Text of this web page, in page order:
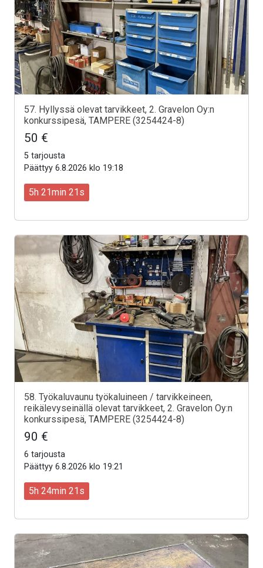
57. Hyllyssä olevat tarvikkeet, 2. Gravelon Oy:n
konkurssipesä, TAMPERE (3254424-8)
50 €
5 tarjousta
Päättyy 6.8.2026 klo 19:18
5h 21min 19s
58. Työkaluvaunu työkaluineen / tarvikkeineen,
reikälevyseinällä olevat tarvikkeet, 2. Gravelon Oy:n
konkurssipesä, TAMPERE (3254424-8)
90 €
6 tarjousta
Päättyy 6.8.2026 klo 19:21
5h 24min 19s